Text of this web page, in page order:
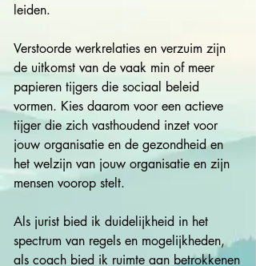
leiden.
​Verstoorde werkrelaties en verzuim zijn
de uitkomst van de vaak min of meer
papieren tijgers die sociaal beleid
vormen. Kies daarom voor een actieve
tijger die zich vasthoudend inzet voor
jouw organisatie en de gezondheid en
het welzijn van jouw organisatie en zijn
mensen voorop stelt.
​Als jurist bied ik duidelijkheid in het
spectrum van regels en mogelijkheden,
als coach bied ik ruimte aan betrokkenen